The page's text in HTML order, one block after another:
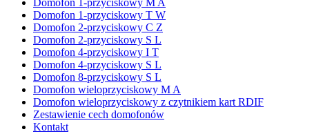
Domofon 1-przyciskowy M A
Domofon 1-przyciskowy T W
Domofon 2-przyciskowy C Z
Domofon 2-przyciskowy S L
Domofon 4-przyciskowy I T
Domofon 4-przyciskowy S L
Domofon 8-przyciskowy S L
Domofon wieloprzyciskowy M A
Domofon wieloprzyciskowy z czytnikiem kart RDIF
Zestawienie cech domofonów
Kontakt